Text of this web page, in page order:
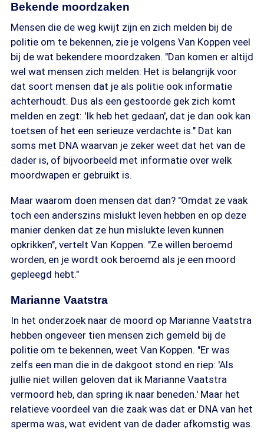
Bekende moordzaken
Mensen die de weg kwijt zijn en zich melden bij de
politie om te bekennen, zie je volgens Van Koppen veel
bij de wat bekendere moordzaken. "Dan komen er altijd
wel wat mensen zich melden. Het is belangrijk voor
dat soort mensen dat je als politie ook informatie
achterhoudt. Dus als een gestoorde gek zich komt
melden en zegt: 'Ik heb het gedaan', dat je dan ook kan
toetsen of het een serieuze verdachte is." Dat kan
soms met DNA waarvan je zeker weet dat het van de
dader is, of bijvoorbeeld met informatie over welk
moordwapen er gebruikt is.
Maar waarom doen mensen dat dan? "Omdat ze vaak
toch een anderszins mislukt leven hebben en op deze
manier denken dat ze hun mislukte leven kunnen
opkrikken", vertelt Van Koppen. "Ze willen beroemd
worden, en je wordt ook beroemd als je een moord
gepleegd hebt."
Marianne Vaatstra
In het onderzoek naar de moord op Marianne Vaatstra
hebben ongeveer tien mensen zich gemeld bij de
politie om te bekennen, weet Van Koppen. "Er was
zelfs een man die in de dakgoot stond en riep: 'Als
jullie niet willen geloven dat ik Marianne Vaatstra
vermoord heb, dan spring ik naar beneden.' Maar het
relatieve voordeel van die zaak was dat er DNA van het
sperma was, wat evident van de dader afkomstig was.